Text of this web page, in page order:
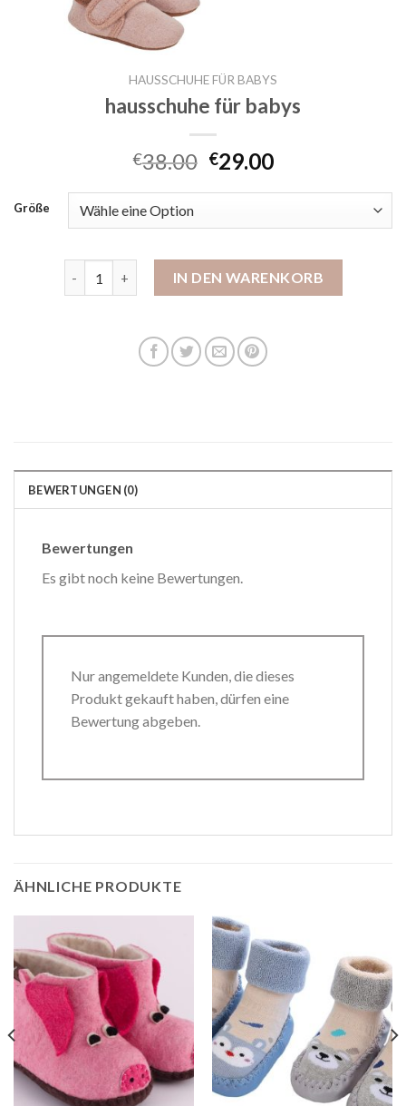
HAUSSCHUHE FÜR BABYS
hausschuhe für babys
€38.00 €29.00
Größe
IN DEN WARENKORB
BEWERTUNGEN (0)
Bewertungen
Es gibt noch keine Bewertungen.
Nur angemeldete Kunden, die dieses
Produkt gekauft haben, dürfen eine
Bewertung abgeben.
ÄHNLICHE PRODUKTE